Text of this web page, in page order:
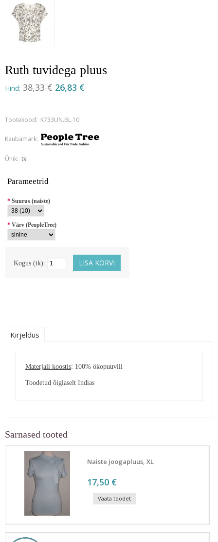
Ruth tuvidega pluus
Hind: 38,33 € 26,83 €
Tootekood: K733UN.BL.10
Kaubamärk:
Ühik: tk
Parameetrid
* Suurus (naiste)
* Värv (PeopleTree)
Kogus (tk):
Kirjeldus
Materjali koostis: 100% ökopuuvill
Toodetud õiglaselt Indias
Sarnased tooted
Naiste joogapluus, XL
17,50 €
Vaata toodet